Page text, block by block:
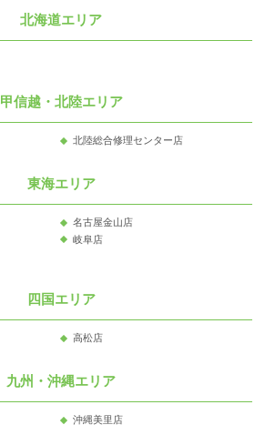
北海道エリア
甲信越・北陸エリア
北陸総合修理センター店
東海エリア
名古屋金山店
岐阜店
四国エリア
高松店
九州・沖縄エリア
沖縄美里店